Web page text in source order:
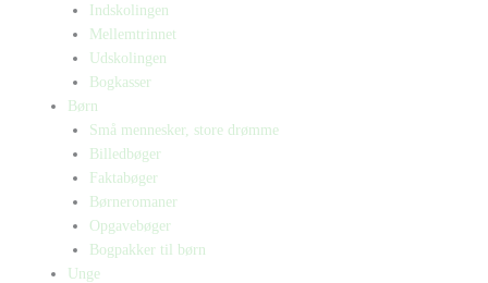
Indskolingen
Mellemtrinnet
Udskolingen
Bogkasser
Børn
Små mennesker, store drømme
Billedbøger
Faktabøger
Børneromaner
Opgavebøger
Bogpakker til børn
Unge